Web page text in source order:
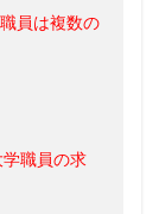
員は複数の
職員の求